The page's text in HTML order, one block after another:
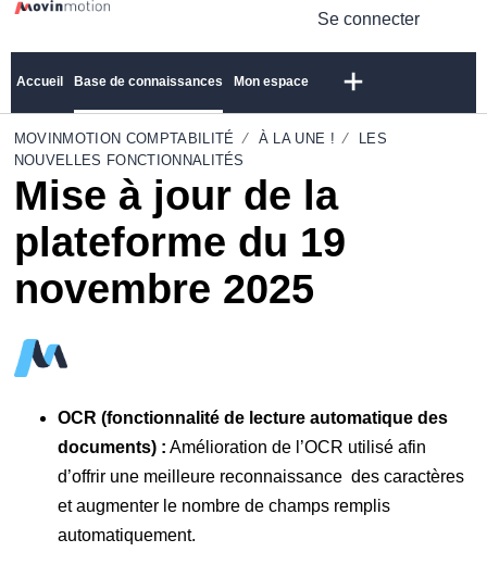
Se connecter
Accueil Base de connaissances Mon espace
MOVINMOTION COMPTABILITÉ À LA UNE !
LES
NOUVELLES FONCTIONNALITÉS
Mise à jour de la
plateforme du 19
novembre 2025
OCR (fonctionnalité de lecture automatique des
documents) : Amélioration de l’OCR utilisé afin
d’offrir une meilleure reconnaissance des caractères
et augmenter le nombre de champs remplis
automatiquement.